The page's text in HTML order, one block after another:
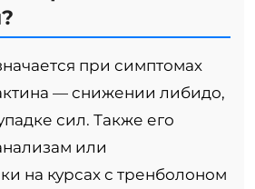
при симптомах
— снижении либидо,
сил. Также его
или
на курсах с тренболоном